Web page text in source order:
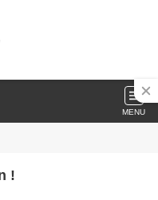
MENU
!